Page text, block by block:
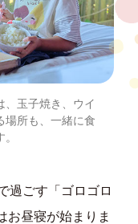
、玉子焼き、ウイ
場所も、一緒に食
過ごす「ゴロゴロ
お昼寝が始まりま